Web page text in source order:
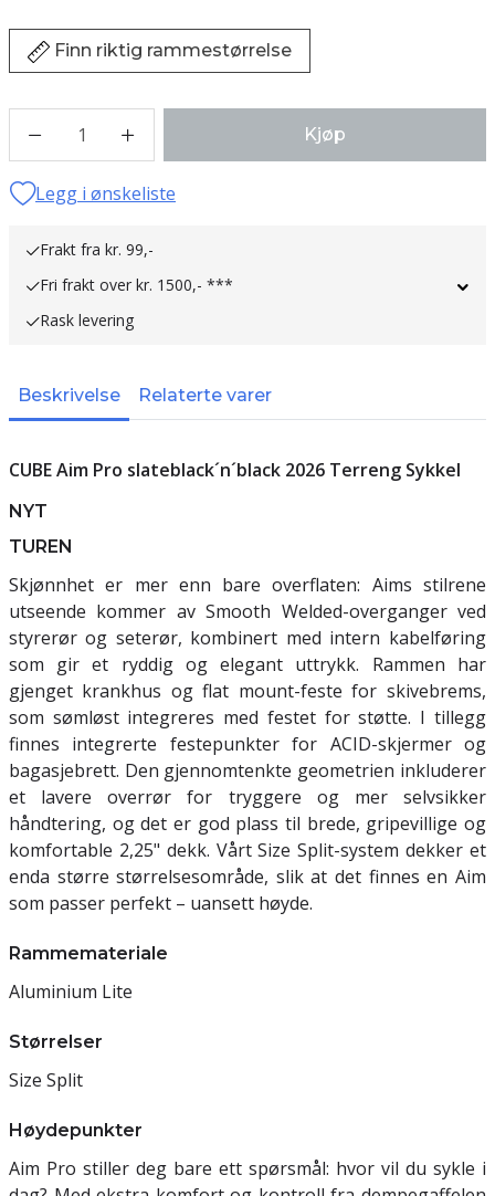
Finn riktig rammestørrelse
1 Kjøp
Legg i ønskeliste
Frakt fra kr. 99,-
Fri frakt over kr. 1500,- ***
Rask levering
Beskrivelse Relaterte varer
CUBE Aim Pro slateblack´n´black 2026 Terreng Sykkel
NYT
TUREN
Skjønnhet er mer enn bare overflaten: Aims stilrene
utseende kommer av Smooth Welded-overganger ved
styrerør og seterør, kombinert med intern kabelføring
som gir et ryddig og elegant uttrykk. Rammen har
gjenget krankhus og flat mount-feste for skivebrems,
som sømløst integreres med festet for støtte. I tillegg
finnes integrerte festepunkter for ACID-skjermer og
bagasjebrett. Den gjennomtenkte geometrien inkluderer
et lavere overrør for tryggere og mer selvsikker
håndtering, og det er god plass til brede, gripevillige og
komfortable 2,25" dekk. Vårt Size Split-system dekker et
enda større størrelsesområde, slik at det finnes en Aim
som passer perfekt – uansett høyde.
Rammemateriale
Aluminium Lite
Størrelser
Size Split
Høydepunkter
Aim Pro stiller deg bare ett spørsmål: hvor vil du sykle i